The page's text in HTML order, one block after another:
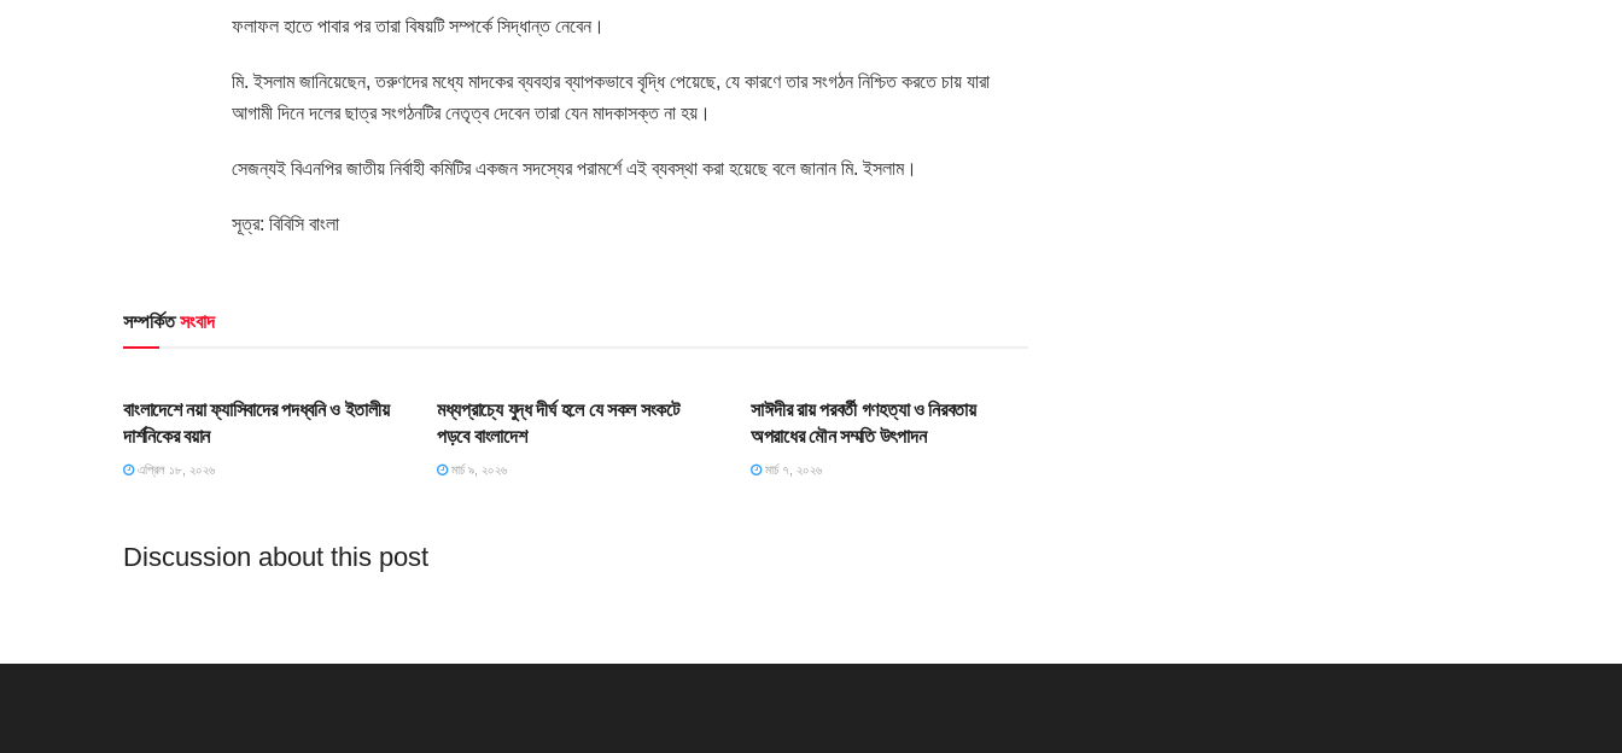
ফলাফল হাতে পাবার পর তারা বিষয়টি সম্পর্কে সিদ্ধান্ত নেবেন।
মি. ইসলাম জানিয়েছেন, তরুণদের মধ্যে মাদকের ব্যবহার ব্যাপকভাবে বৃদ্ধি পেয়েছে, যে কারণে তার সংগঠন নিশ্চিত করতে চায় যারা
আগামী দিনে দলের ছাত্র সংগঠনটির নেতৃত্ব দেবেন তারা যেন মাদকাসক্ত না হয়।
সেজন্যই বিএনপির জাতীয় নির্বাহী কমিটির একজন সদস্যের পরামর্শে এই ব্যবস্থা করা হয়েছে বলে জানান মি. ইসলাম।
সূত্র: বিবিসি বাংলা
সম্পর্কিতসংবাদ
বাংলাদেশে নয়া ফ্যাসিবাদের পদধ্বনি ও ইতালীয়
দার্শনিকের বয়ান
এপ্রিল ১৮, ২০২৬
মধ্যপ্রাচ্যে যুদ্ধ দীর্ঘ হলে যে সকল সংকটে
পড়বে বাংলাদেশ
মার্চ ৯, ২০২৬
সাঈদীর রায় পরবর্তী গণহত্যা ও নিরবতায়
অপরাধের মৌন সম্মতি উৎপাদন
মার্চ ৭, ২০২৬
Discussion about this post